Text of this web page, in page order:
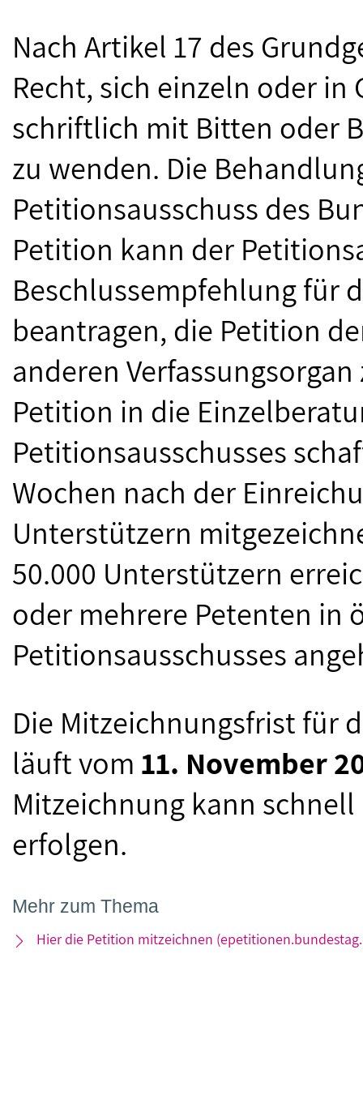
Nach Artikel 17 des
Recht, sich einzeln oder
schriftlich mit Bitten oder
zu wenden. Die
Petitionsausschuss des
Petition kann der
Beschlussempfehlung für
beantragen, die Petition
anderen
Petition in die
Petitionsausschusses
Wochen nach der
Unterstützern
50.000 Unterstützern
oder mehrere Petenten in
Petitionsausschusses
Die Mitzeichnungsfrist für
läuft vom 11. November
Mitzeichnung kann
erfolgen.
Mehr zum Thema
Hier die Petition mitzeichnen